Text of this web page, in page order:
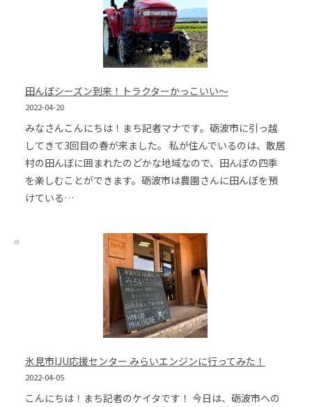
田んぼシーズン到来！トラクターかっこいい～
2022-04-20
みなさんこんにちは！まち記者マナです。砺波市に引っ越
してきて3回目の春が来ました。 私が住んでいるのは、散居
村の田んぼに囲まれたのどかな地域なので、田んぼの四季
を楽しむことができます。砺波市は農園さんに田んぼを預
けている…
氷見市IJU応援センター みらいエンジンに行ってみた！
2022-04-05
こんにちは！まち記者のケイタです！ 今日は、砺波市への